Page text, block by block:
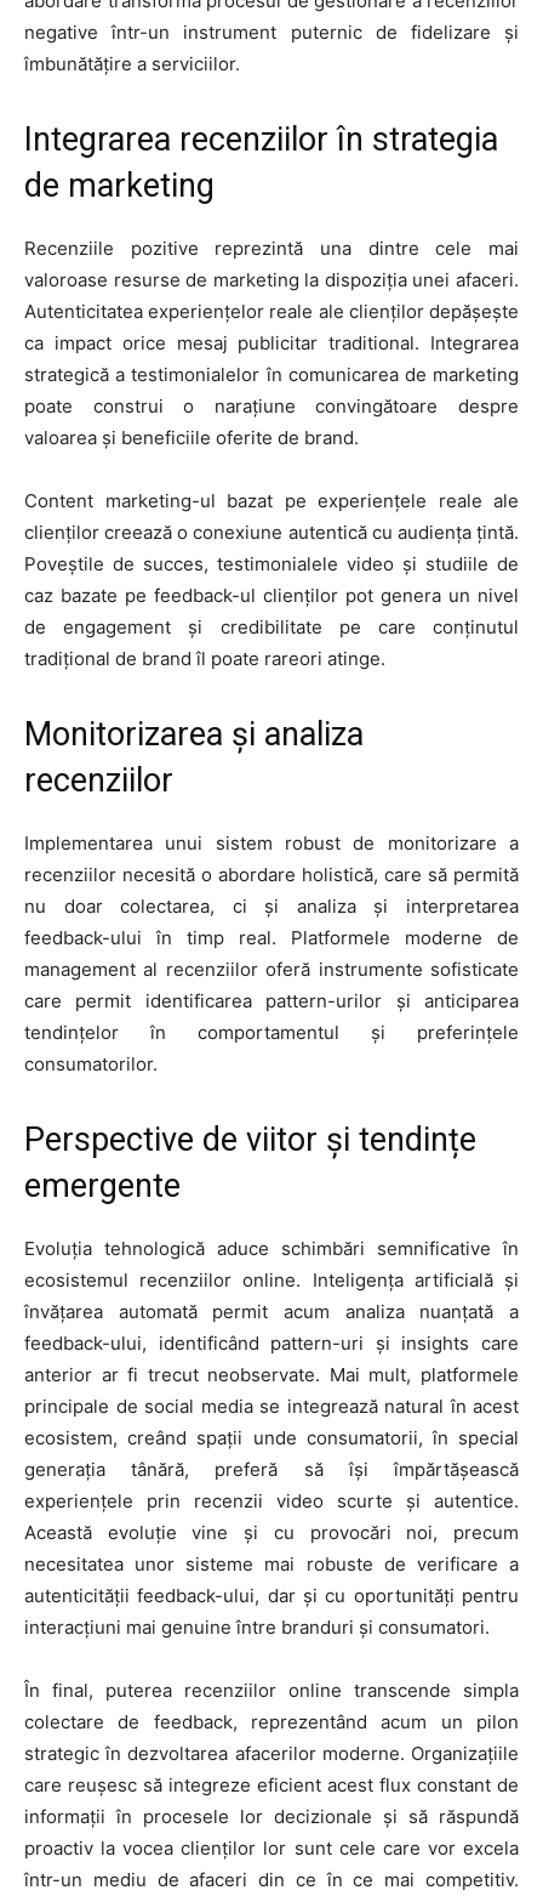
HOMEPAGE
NEWS
negative într-un instrument puternic de fidelizare și
îmbunătățire a serviciilor.
Integrarea recenziilor în strategia
de marketing
Recenziile pozitive reprezintă una dintre cele mai
valoroase resurse de marketing la dispoziția unei afaceri.
Autenticitatea experiențelor reale ale clienților depășește
ca impact orice mesaj publicitar traditional. Integrarea
strategică a testimonialelor în comunicarea de marketing
poate construi o narațiune convingătoare despre
valoarea și beneficiile oferite de brand.
Content marketing-ul bazat pe experiențele reale ale
clienților creează o conexiune autentică cu audiența țintă.
Poveștile de succes, testimonialele video și studiile de
caz bazate pe feedback-ul clienților pot genera un nivel
de engagement și credibilitate pe care conținutul
tradițional de brand îl poate rareori atinge.
Monitorizarea și analiza
recenziilor
Implementarea unui sistem robust de monitorizare a
recenziilor necesită o abordare holistică, care să permită
nu doar colectarea, ci și analiza și interpretarea
feedback-ului în timp real. Platformele moderne de
management al recenziilor oferă instrumente sofisticate
care permit identificarea pattern-urilor și anticiparea
tendințelor în comportamentul și preferințele
consumatorilor.
Perspective de viitor și tendințe
emergente
Evoluția tehnologică aduce schimbări semnificative în
ecosistemul recenziilor online. Inteligența artificială și
învățarea automată permit acum analiza nuanțată a
feedback-ului, identificând pattern-uri și insights care
anterior ar fi trecut neobservate. Mai mult, platformele
principale de social media se integrează natural în acest
ecosistem, creând spații unde consumatorii, în special
generația tânără, preferă să își împărtășească
experiențele prin recenzii video scurte și autentice.
Această evoluție vine și cu provocări noi, precum
necesitatea unor sisteme mai robuste de verificare a
autenticității feedback-ului, dar și cu oportunități pentru
interacțiuni mai genuine între branduri și consumatori.
În final, puterea recenziilor online transcende simpla
colectare de feedback, reprezentând acum un pilon
strategic în dezvoltarea afacerilor moderne. Organizațiile
care reușesc să integreze eficient acest flux constant de
informații în procesele lor decizionale și să răspundă
proactiv la vocea clienților lor sunt cele care vor excela
într-un mediu de afaceri din ce în ce mai competitiv.